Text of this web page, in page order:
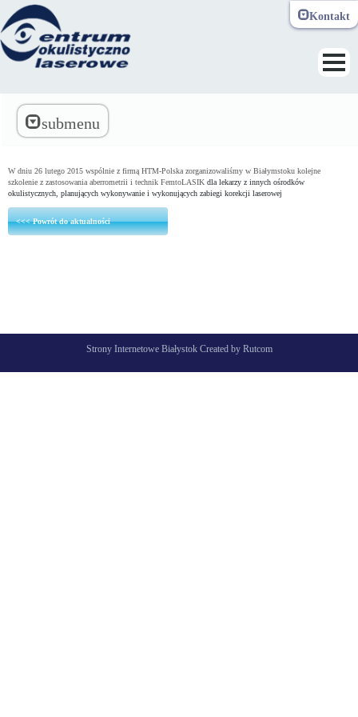
Kontakt
Toggle
submenu
W dniu 26 lutego 2015 wspólnie z firmą HTM-Polska zorganizowaliśmy w Białymstoku kolejne
szkolenie z zastosowania aberrometrii i technik FemtoLASIK dla lekarzy z innych ośrodków
okulistycznych, planujących wykonywanie i wykonujących zabiegi korekcji laserowej
<<< Powrót do aktualności
Strony Internetowe Białystok Created by Rutcom